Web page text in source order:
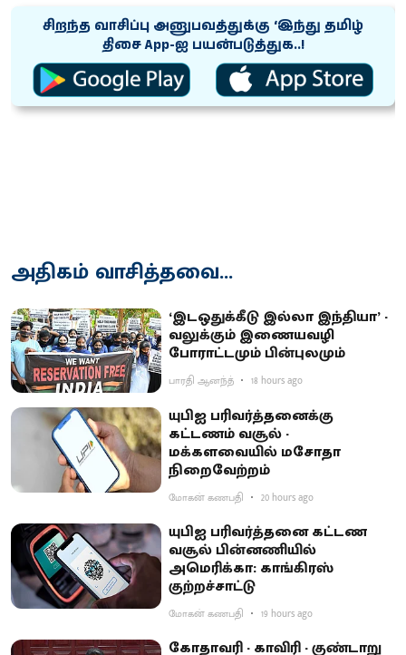
சிறந்த வாசிப்பு அனுபவத்துக்கு ‘இந்து தமிழ்
திசை App-ஐ பயன்படுத்துக..!
அதிகம் வாசித்தவை...
‘இடஒதுக்கீடு இல்லா இந்தியா’ -
வலுக்கும் இணையவழி
போராட்டமும் பின்புலமும்
பாரதி ஆனந்த் 18 hours ago
யுபிஐ பரிவர்த்தனைக்கு
கட்டணம் வசூல் -
மக்களவையில் மசோதா
நிறைவேற்றம்
மோகன் கணபதி 20 hours ago
யுபிஐ பரிவர்த்தனை கட்டண
வசூல் பின்னணியில்
அமெரிக்கா: காங்கிரஸ்
குற்றச்சாட்டு
மோகன் கணபதி 19 hours ago
கோதாவரி - காவிரி - குண்டாறு